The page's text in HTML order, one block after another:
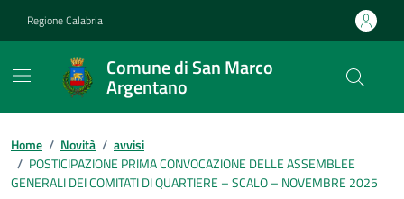
Regione Calabria
Comune di San Marco
Argentano
Home / Novità / avvisi
/ POSTICIPAZIONE PRIMA CONVOCAZIONE DELLE ASSEMBLEE
GENERALI DEI COMITATI DI QUARTIERE – SCALO – NOVEMBRE 2025